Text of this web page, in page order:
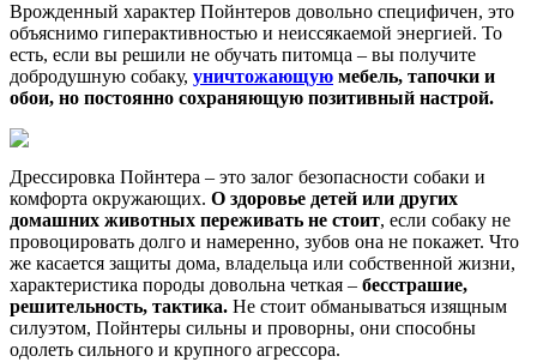
Врожденный характер Пойнтеров довольно специфичен, это
объяснимо гиперактивностью и неиссякаемой энергией. То
есть, если вы решили не обучать питомца – вы получите
добродушную собаку, уничтожающую мебель, тапочки и
обои, но постоянно сохраняющую позитивный настрой.
Дрессировка Пойнтера – это залог безопасности собаки и
комфорта окружающих. О здоровье детей или других
домашних животных переживать не стоит, если собаку не
провоцировать долго и намеренно, зубов она не покажет. Что
же касается защиты дома, владельца или собственной жизни,
характеристика породы довольна четкая – бесстрашие,
решительность, тактика. Не стоит обманываться изящным
силуэтом, Пойнтеры сильны и проворны, они способны
одолеть сильного и крупного агрессора.